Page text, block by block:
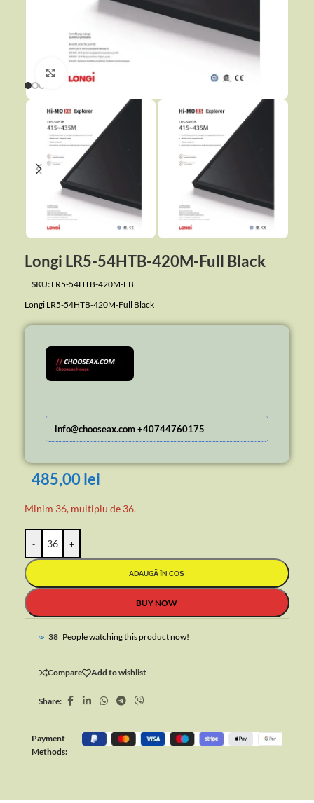
Click to enlarge
Longi LR5-54HTB-420M-Full Black
SKU: LR5-54HTB-420M-FB
Longi LR5-54HTB-420M-Full Black
info@chooseax.com +40744760175
485,00lei
- +
ADAUGĂ ÎN COȘ
BUY NOW
Minim 36, multiplu de 36.
38 People watching this product now!
Compare Add to wishlist
Share:
Payment
Methods: